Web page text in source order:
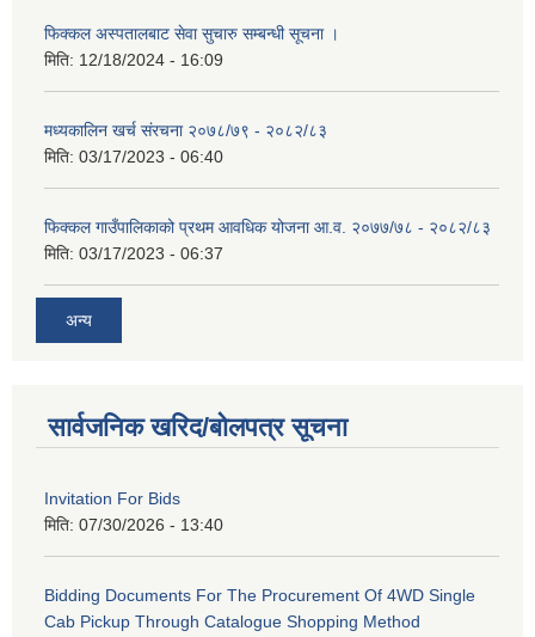
फिक्कल अस्पतालबाट सेवा सुचारु सम्बन्धी सूचना ।
मिति: 12/18/2024 - 16:09
मध्यकालिन खर्च संरचना २०७८/७९ - २०८२/८३
मिति: 03/17/2023 - 06:40
फिक्कल गाउँपालिकाको प्रथम आवधिक योजना आ.व. २०७७/७८ - २०८२/८३
मिति: 03/17/2023 - 06:37
अन्य
सार्वजनिक खरिद/बोलपत्र सूचना
Invitation For Bids
मिति: 07/30/2026 - 13:40
Bidding Documents For The Procurement Of 4WD Single
Cab Pickup Through Catalogue Shopping Method